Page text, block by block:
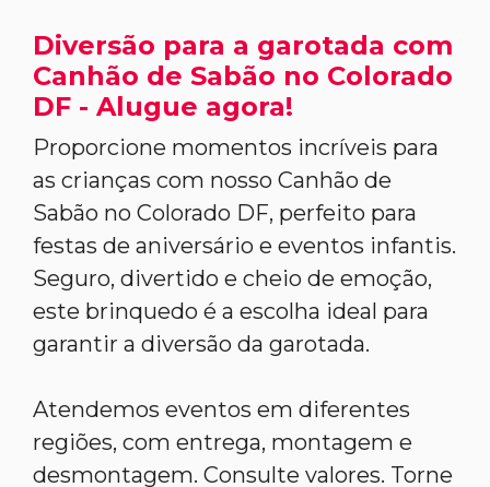
Diversão para a garotada com
Canhão de Sabão no Colorado
DF - Alugue agora!
Proporcione momentos incríveis para
as crianças com nosso Canhão de
Sabão no Colorado DF, perfeito para
festas de aniversário e eventos infantis.
Seguro, divertido e cheio de emoção,
este brinquedo é a escolha ideal para
garantir a diversão da garotada.
Atendemos eventos em diferentes
regiões, com entrega, montagem e
desmontagem. Consulte valores. Torne